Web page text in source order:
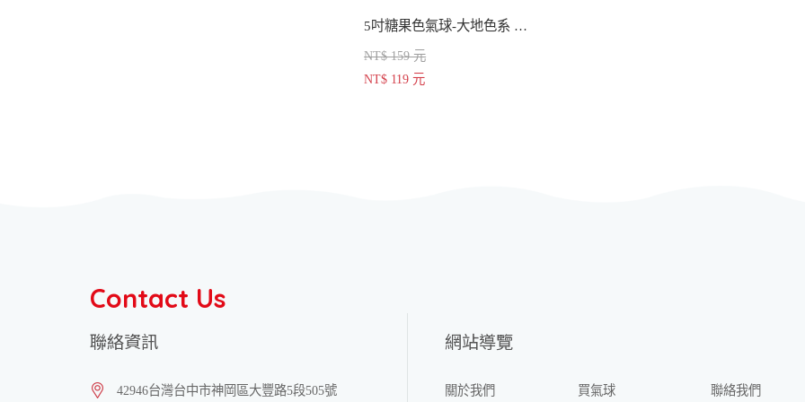
5吋糖果色氣球-大地色系 混色 一百入
NT$ 159 元
NT$ 119 元
Contact Us
聯絡資訊
42946台灣台中市神岡區大豐路5段505號
網站導覽
關於我們 買氣球 聯絡我們